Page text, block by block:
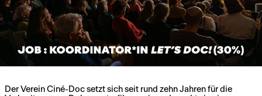
Der Verein Ciné-Doc setzt sich seit rund zehn Jahren für die